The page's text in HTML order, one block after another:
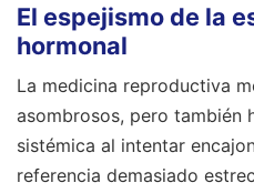
El espejismo de la
hormonal
La medicina reproductiva
asombrosos, pero también
sistémica al intentar
referencia demasiado